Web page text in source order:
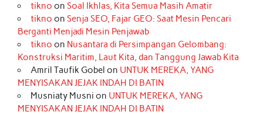
tikno on Soal Ikhlas, Kita Semua Masih Amatir
tikno on Senja SEO, Fajar GEO: Saat Mesin Pencari
Berganti Menjadi Mesin Penjawab
tikno on Nusantara di Persimpangan Gelombang:
Konstruksi Maritim, Laut Kita, dan Tanggung Jawab Kita
Amril Taufik Gobel on UNTUK MEREKA, YANG
MENYISAKAN JEJAK INDAH DI BATIN
Musniaty Musni on UNTUK MEREKA, YANG
MENYISAKAN JEJAK INDAH DI BATIN